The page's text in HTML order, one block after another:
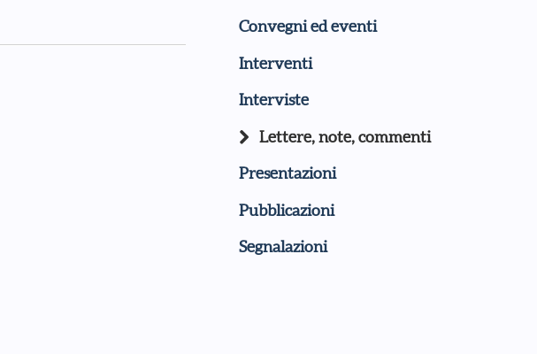
Convegni ed eventi
Interventi
Interviste
Lettere, note, commenti
Presentazioni
Pubblicazioni
Segnalazioni